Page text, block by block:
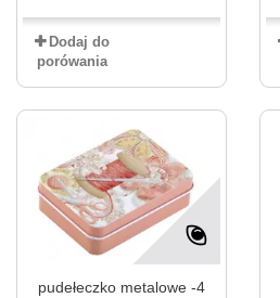
Dodaj do
porówania
pudełeczko metalowe -4